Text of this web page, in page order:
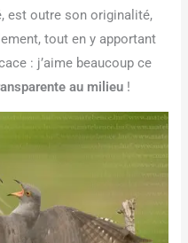
est outre son originalité,
tout en y apportant
: j’aime beaucoup ce
au milieu !